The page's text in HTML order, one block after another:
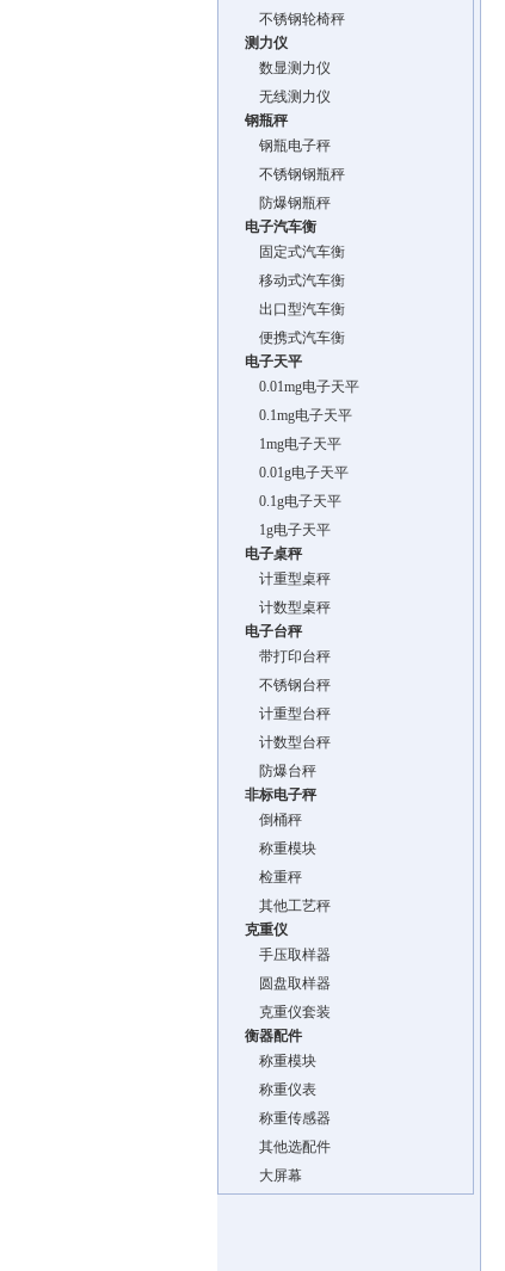
不锈钢轮椅秤
测力仪
数显测力仪
无线测力仪
钢瓶秤
钢瓶电子秤
不锈钢钢瓶秤
防爆钢瓶秤
电子汽车衡
固定式汽车衡
移动式汽车衡
出口型汽车衡
便携式汽车衡
电子天平
0.01mg电子天平
0.1mg电子天平
1mg电子天平
0.01g电子天平
0.1g电子天平
1g电子天平
电子桌秤
计重型桌秤
计数型桌秤
电子台秤
带打印台秤
不锈钢台秤
计重型台秤
计数型台秤
防爆台秤
非标电子秤
倒桶秤
称重模块
检重秤
其他工艺秤
克重仪
手压取样器
圆盘取样器
克重仪套装
衡器配件
称重模块
称重仪表
称重传感器
其他选配件
大屏幕